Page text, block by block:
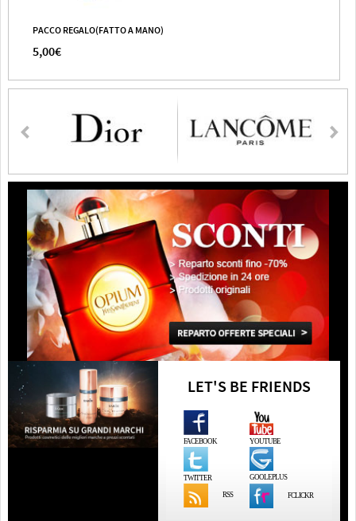
PACCO REGALO(FATTO A MANO)
5,00€
LET'S BE FRIENDS
FACEBOOK YOUTUBE
TWITTER GOOLEPLUS
RSS FCLICKR